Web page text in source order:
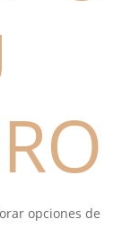
opciones de